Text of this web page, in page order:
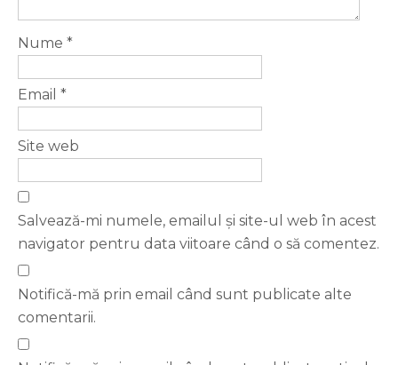
Nume *
Email *
Site web
Salvează-mi numele, emailul și site-ul web în acest
navigator pentru data viitoare când o să comentez.
Notifică-mă prin email când sunt publicate alte
comentarii.